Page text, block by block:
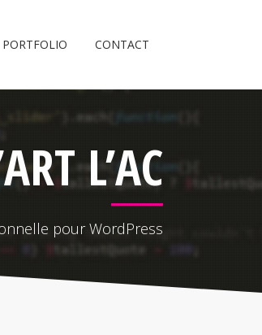
PORTFOLIO CONTACT
L’AC
pour WordPress